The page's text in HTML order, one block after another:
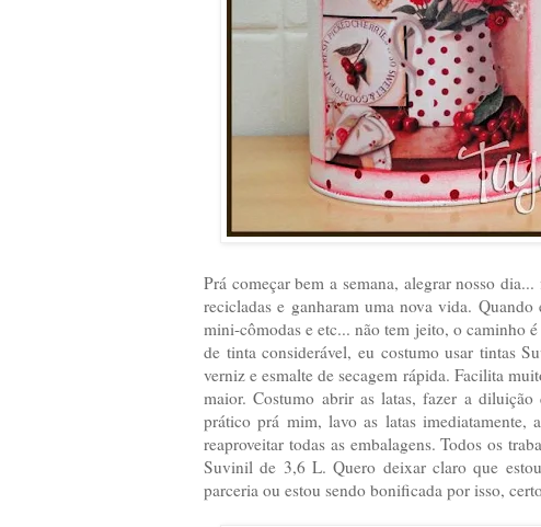
Prá começar bem a semana, alegrar nosso
recicladas e ganharam uma nova vida.
mini-cômodas e etc... não tem jeito, o caminho
de tinta considerável, eu costumo usar tintas
verniz e esmalte de secagem rápida. Facilita
maior. Costumo abrir as latas, fazer a
prático prá mim, lavo as latas imediatamente,
reaproveitar todas as embalagens. Todos os
Suvinil de 3,6 L. Quero deixar claro que
parceria ou estou sendo bonificada por isso,